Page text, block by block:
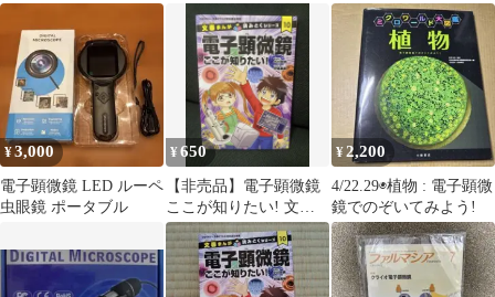
いてみよう！ 小峰書店
子顕微鏡で見えた生命
のかたちとしくみ [単
行本] 佐藤 主税
¥3,000
電子顕微鏡 LED ルーペ
虫眼鏡 ポータブル
¥650
【非売品】電子顕微鏡
ここが知りたい! 文庫
まんが 読みとくシリー
ズ 10
¥2,200
4/22.29◉植物 : 電子顕微
鏡でのぞいてみよう!